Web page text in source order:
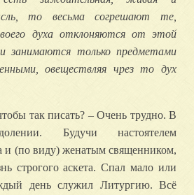
,то весьма согрешают те
духа отклоняются от этой
и занимаются только предметами
,овеществляя чрез то дух
так писать? – Очень трудно. В
Будучи настоятелем
и (по виду) женатым священником,
строгого аскета. Спал мало или
день служил Литургию. Всё